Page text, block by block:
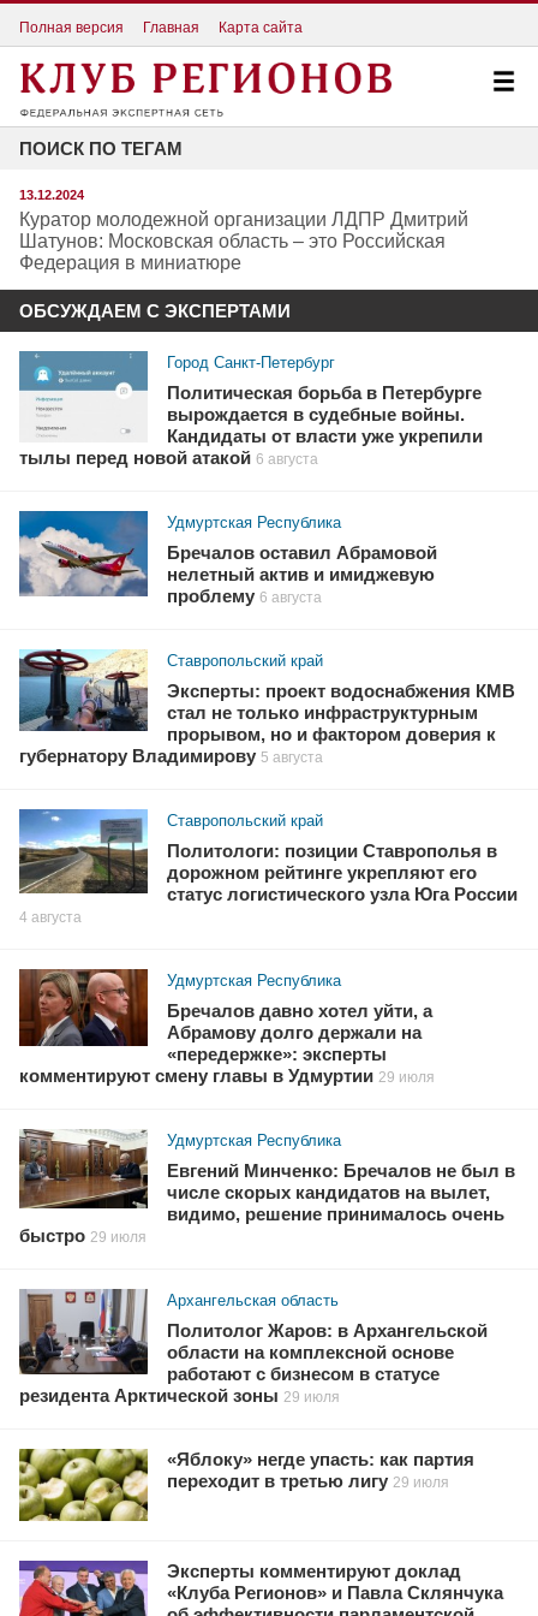
Полная версия Главная Карта сайта
ПОИСК ПО ТЕГАМ
13.12.2024
Куратор молодежной организации ЛДПР Дмитрий
Шатунов: Московская область – это Российская
Федерация в миниатюре
ОБСУЖДАЕМ С ЭКСПЕРТАМИ
Город Санкт-Петербург
Политическая борьба в Петербурге
вырождается в судебные войны.
Кандидаты от власти уже укрепили
тылы перед новой атакой 6 августа
Удмуртская Республика
Бречалов оставил Абрамовой
нелетный актив и имиджевую
проблему 6 августа
Ставропольский край
Эксперты: проект водоснабжения КМВ
стал не только инфраструктурным
прорывом, но и фактором доверия к
губернатору Владимирову 5 августа
Ставропольский край
Политологи: позиции Ставрополья в
дорожном рейтинге укрепляют его
статус логистического узла Юга России
4 августа
Удмуртская Республика
Бречалов давно хотел уйти, а
Абрамову долго держали на
«передержке»: эксперты
комментируют смену главы в Удмуртии 29 июля
Удмуртская Республика
Евгений Минченко: Бречалов не был в
числе скорых кандидатов на вылет,
видимо, решение принималось очень
быстро 29 июля
Архангельская область
Политолог Жаров: в Архангельской
области на комплексной основе
работают с бизнесом в статусе
резидента Арктической зоны 29 июля
«Яблоку» негде упасть: как партия
переходит в третью лигу 29 июля
Эксперты комментируют доклад
«Клуба Регионов» и Павла Склянчука